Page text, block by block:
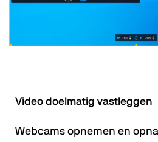
Video doelmatig vastleggen
Webcams opnemen en